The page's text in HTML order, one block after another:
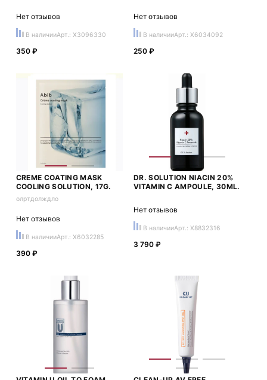
Нет отзывов
В наличииАрт.: X3096330
350 ₽
Нет отзывов
В наличииАрт.: X6034092
250 ₽
CREME COATING MASK
COOLING SOLUTION, 17G.
олртдолждло
Нет отзывов
В наличииАрт.: X6032285
390 ₽
DR. SOLUTION NIACIN 20%
VITAMIN C AMPOULE, 30ML.
Нет отзывов
В наличииАрт.: X8832316
3 790 ₽